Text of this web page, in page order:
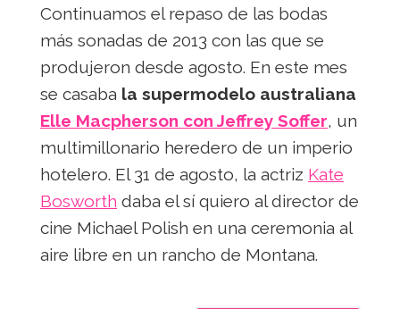
Continuamos el repaso de las bodas
más sonadas de 2013 con las que se
produjeron desde agosto. En este mes
se casaba la supermodelo australiana
Elle Macpherson con Jeffrey Soffer, un
multimillonario heredero de un imperio
hotelero. El 31 de agosto, la actriz Kate
Bosworth daba el sí quiero al director de
cine Michael Polish en una ceremonia al
aire libre en un rancho de Montana.